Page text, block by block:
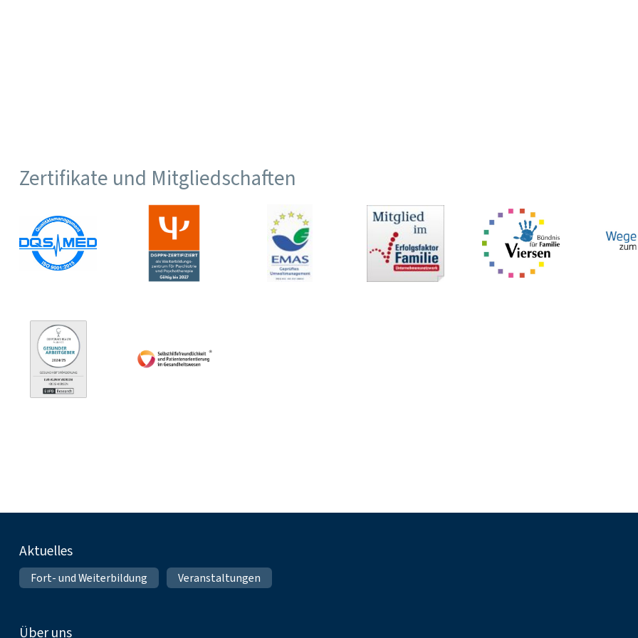
Zertifikate und Mitgliedschaften
Fußnavigation
Aktuelles
Fort- und Weiterbildung Veranstaltungen
Über uns